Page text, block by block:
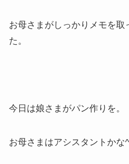
お母さまがしっかりメモを取
た。
今日は娘さまがパン作りを。
お母さまはアシスタントかな